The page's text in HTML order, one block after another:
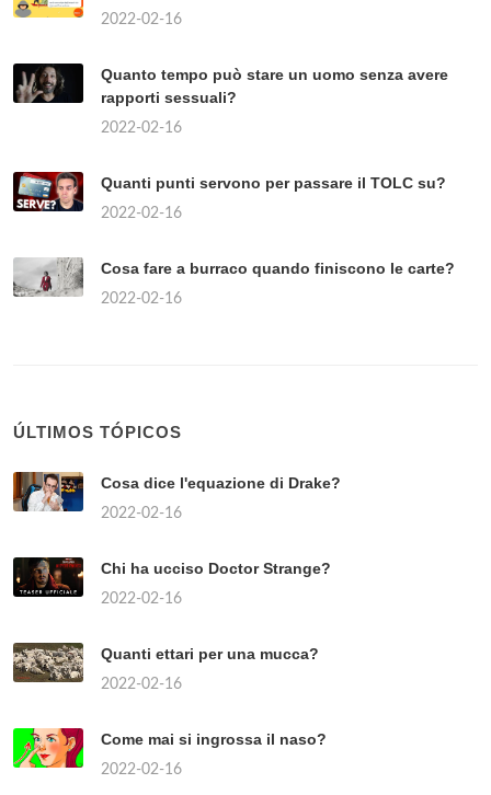
2022-02-16
Quanto tempo può stare un uomo senza avere
rapporti sessuali?
2022-02-16
Quanti punti servono per passare il TOLC su?
2022-02-16
Cosa fare a burraco quando finiscono le carte?
2022-02-16
ÚLTIMOS TÓPICOS
Cosa dice l'equazione di Drake?
2022-02-16
Chi ha ucciso Doctor Strange?
2022-02-16
Quanti ettari per una mucca?
2022-02-16
Come mai si ingrossa il naso?
2022-02-16